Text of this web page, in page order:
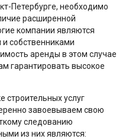
Петербурге, необходимо
расширенной
компании являются
собственниками
аренды в этом случае
гарантировать высокое
строительных услуг
завоевываем свою
следованию
из них являются: